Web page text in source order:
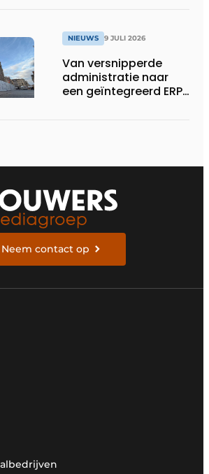
NIEUWS 9 JULI 2026
Van versnipperde
administratie naar
een geïntegreerd ERP-
contact op